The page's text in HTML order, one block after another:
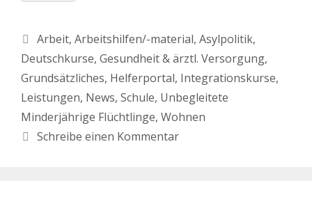
Arbeit, Arbeitshilfen/-material, Asylpolitik,
Deutschkurse, Gesundheit & ärztl. Versorgung,
Grundsätzliches, Helferportal, Integrationskurse,
Leistungen, News, Schule, Unbegleitete
Minderjährige Flüchtlinge, Wohnen
Schreibe einen Kommentar